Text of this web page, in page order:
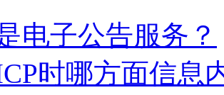
电子公告服务？
时哪方面信息